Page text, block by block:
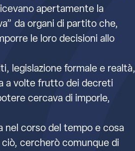
apertamente la
da organi di partito che,
le loro decisioni allo
legislazione formale e realtà,
a volte frutto dei decreti
cercava di imporle,
nel corso del tempo e cosa
cercherò comunque di